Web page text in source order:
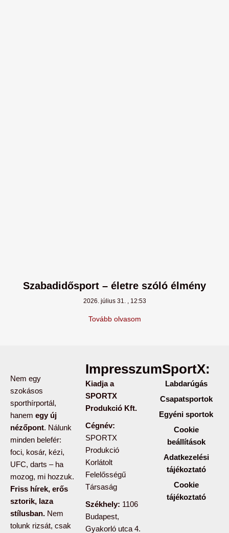
Szabadidősport – életre szóló élmény
2026. július 31. 12:53
Tovább olvasom
Nem egy
szokásos
sporthírportál,
hanem egy új
nézőpont. Nálunk
minden belefér:
foci, kosár, kézi,
UFC, darts – ha
mozog, mi hozzuk.
Friss hírek, erős
sztorik, laza
stílusban. Nem
tolunk rizsát, csak
Impresszum:
Kiadja a
SPORTX
Produkció Kft.
Cégnév:
SPORTX
Produkció
Korlátolt
Felelősségű
Társaság
Székhely: 1106
Budapest,
Gyakorló utca 4.
SportX:
Labdarúgás
Csapatsportok
Egyéni sportok
Cookie
beállítások
Adatkezelési
tájékoztató
Cookie
tájékoztató